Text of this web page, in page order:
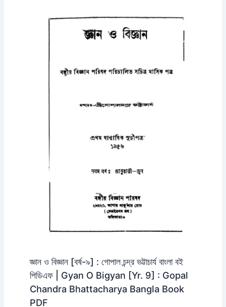
জ্ঞান ও বিজ্ঞান [বর্ষ-৯] : গোপাল চন্দ্র ভট্টাচার্য বাংলা বই
পিডিএফ | Gyan O Bigyan [Yr. 9] : Gopal
Chandra Bhattacharya Bangla Book
PDF